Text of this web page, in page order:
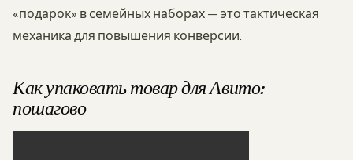
«подарок» в семейных наборах — это тактическая
механика для повышения конверсии.
Как упаковать товар для Авито:
пошагово